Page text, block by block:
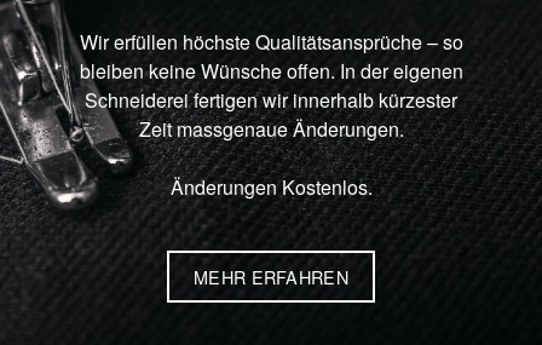
Wir erfüllen höchste Qualitätsansprüche – so
bleiben keine Wünsche offen. In der eigenen
Schneiderei fertigen wir innerhalb kürzester
Zeit massgenaue Änderungen.
Änderungen Kostenlos.
MEHR ERFAHREN